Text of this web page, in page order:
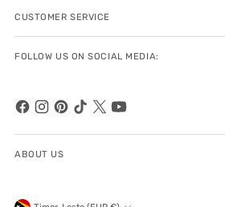
CUSTOMER SERVICE
FOLLOW US ON SOCIAL MEDIA:
ABOUT US